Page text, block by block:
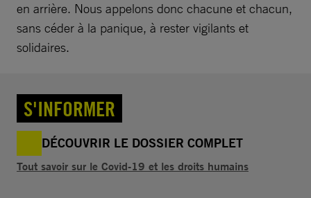
en arrière. Nous appelons donc chacune et chacun,
sans céder à la panique, à rester vigilants et
solidaires.
S'INFORMER
DÉCOUVRIR LE DOSSIER COMPLET
Tout savoir sur le Covid-19 et les droits humains